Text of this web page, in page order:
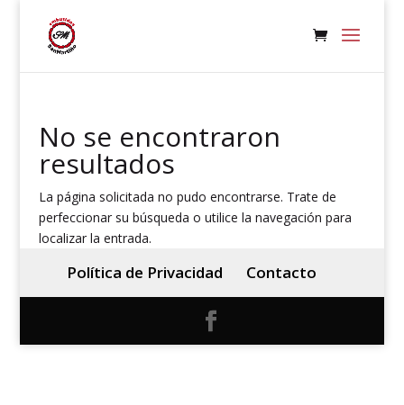
No se encontraron
resultados
La página solicitada no pudo encontrarse. Trate de
perfeccionar su búsqueda o utilice la navegación para
localizar la entrada.
Política de Privacidad Contacto